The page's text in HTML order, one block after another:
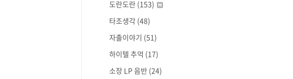
도란도란 (153)
타조생각 (48)
자출이야기 (51)
하이텔 추억 (17)
소장 LP 음반 (24)